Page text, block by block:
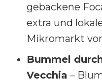
gebackene
extra und
Mikromarkt
Bummel
Vecchia –